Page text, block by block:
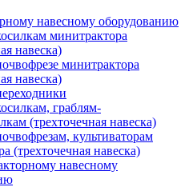
навесному оборудованию
минитрактора
навеска)
минитрактора
навеска)
граблям-
(трехточечная навеска)
культиваторам
(трехточечная навеска)
навесному